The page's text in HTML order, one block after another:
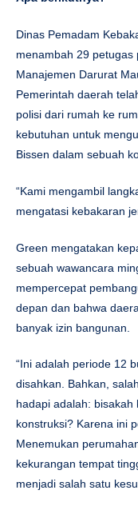
Dinas Pemadam
menambah 29 petugas
Manajemen Darurat
Pemerintah daerah
polisi dari rumah ke
kebutuhan untuk
Bissen dalam sebuah
“Kami mengambil
mengatasi kebakaran
Green mengatakan
sebuah wawancara
mempercepat
depan dan bahwa
banyak izin bangunan.
“Ini adalah periode 12
disahkan. Bahkan,
hadapi adalah:
konstruksi? Karena ini
Menemukan
kekurangan tempat
menjadi salah satu